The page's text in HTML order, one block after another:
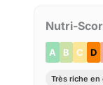
Nutri-
A B C D
Très riche en